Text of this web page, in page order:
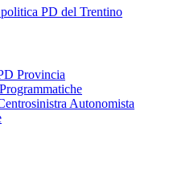
PD del Trentino
Provincia
Autonomista